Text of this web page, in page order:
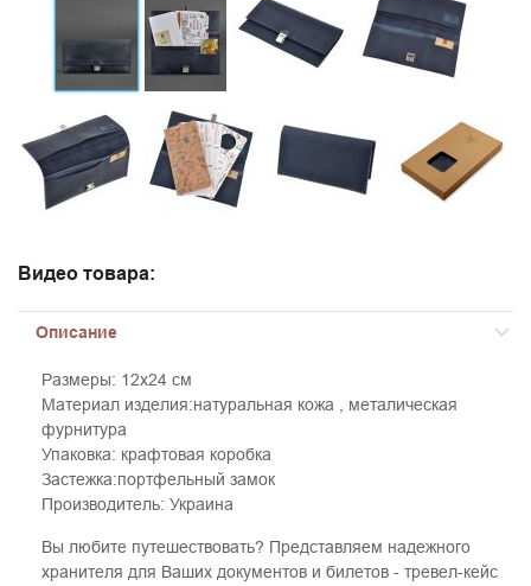
Видео товара:
Описание
Размеры: 12x24 см
Материал изделия:натуральная кожа , металическая
фурнитура
Упаковка: крафтовая коробка
Застежка:портфельный замок
Производитель: Украина
Вы любите путешествовать? Представляем надежного
хранителя для Ваших документов и билетов - тревел-кейс